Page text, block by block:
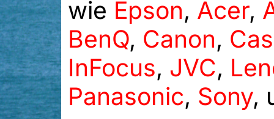
wie Epson, Acer,
BenQ, Canon,
InFocus, JVC,
Panasonic, Sony,